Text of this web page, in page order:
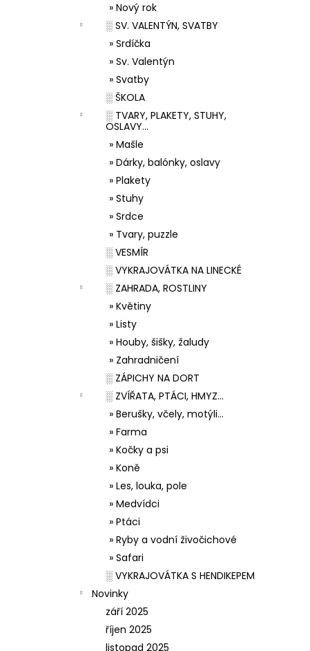
» Nový rok
░ SV. VALENTÝN, SVATBY
» Srdíčka
» Sv. Valentýn
» Svatby
░ ŠKOLA
░ TVARY, PLAKETY, STUHY,
OSLAVY...
» Mašle
» Dárky, balónky, oslavy
» Plakety
» Stuhy
» Srdce
» Tvary, puzzle
░ VESMÍR
░ VYKRAJOVÁTKA NA LINECKÉ
░ ZAHRADA, ROSTLINY
» Květiny
» Listy
» Houby, šišky, žaludy
» Zahradničení
░ ZÁPICHY NA DORT
░ ZVÍŘATA, PTÁCI, HMYZ...
» Berušky, včely, motýli...
» Farma
» Kočky a psi
» Koně
» Les, louka, pole
» Medvídci
» Ptáci
» Ryby a vodní živočichové
» Safari
░ VYKRAJOVÁTKA S HENDIKEPEM
Novinky
září 2025
říjen 2025
listopad 2025